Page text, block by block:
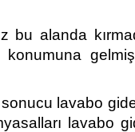
bu alanda
konumuna
sonucu lavabo
lavabo